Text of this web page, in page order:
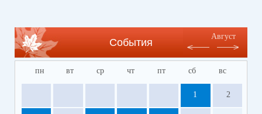
События
Август
пн вт ср чт пт сб вс
1 2